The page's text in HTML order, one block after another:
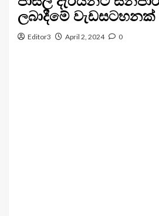
ලබාදීමේ වැඩසටහනක්
Editor3 April 2, 2024 0